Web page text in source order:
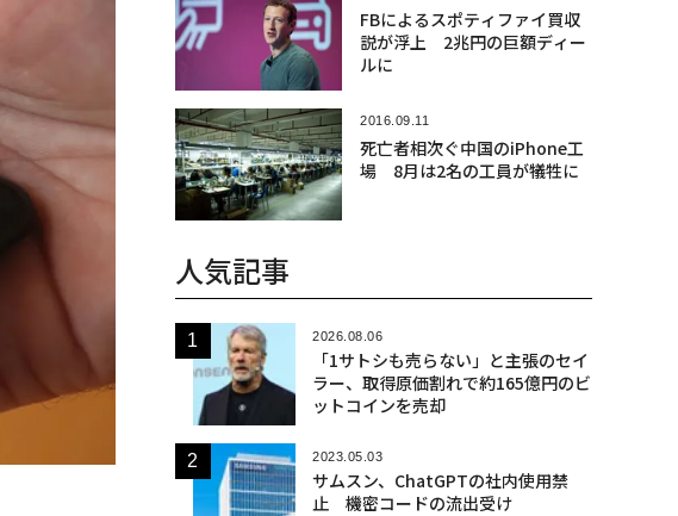
FBによるスポティファイ買収
説が浮上 2兆円の巨額ディー
ルに
2016.09.11
死亡者相次ぐ中国のiPhone工
場 8月は2名の工員が犠牲に
人気記事
2026.08.06
「1サトシも売らない」と主張のセイ
ラー、取得原価割れで約165億円のビ
ットコインを売却
2023.05.03
サムスン、ChatGPTの社内使用禁
止 機密コードの流出受け